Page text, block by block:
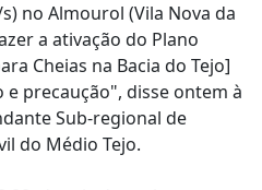
no Almourol (Vila Nova da
a ativação do Plano
Cheias na Bacia do Tejo]
precaução", disse ontem à
Sub-regional de
do Médio Tejo.